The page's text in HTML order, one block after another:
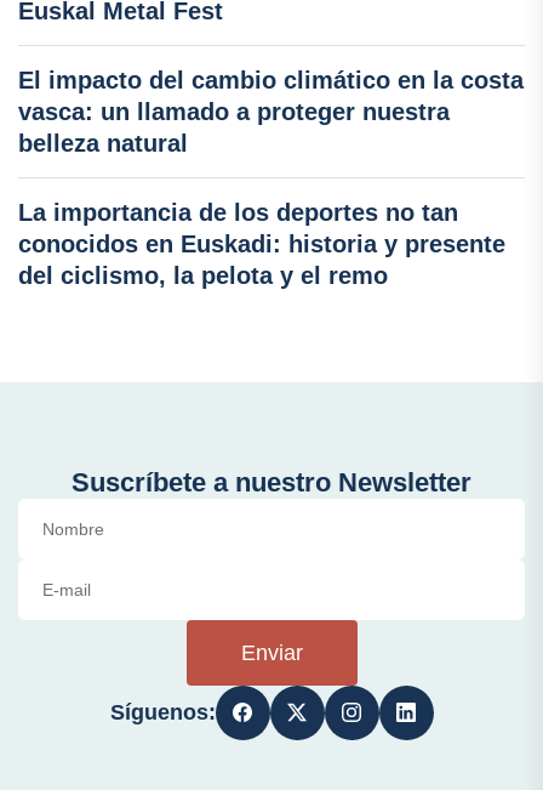
Euskal Metal Fest
El impacto del cambio climático en la costa
vasca: un llamado a proteger nuestra
belleza natural
La importancia de los deportes no tan
conocidos en Euskadi: historia y presente
del ciclismo, la pelota y el remo
Suscríbete a nuestro Newsletter
Enviar
Síguenos: